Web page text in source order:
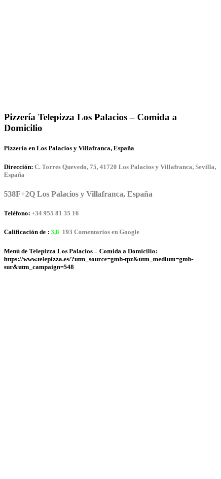
Pizzería Telepizza Los Palacios – Comida a
Domicilio
Pizzería en Los Palacios y Villafranca, España
Dirección: C. Torres Quevedo, 75, 41720 Los Palacios y Villafranca, Sevilla,
España
538F+2Q Los Palacios y Villafranca, España
Teléfono: +34 955 81 35 16
Calificación de : 3,8 193 Comentarios en Google
Menú de Telepizza Los Palacios – Comida a Domicilio:
https://www.telepizza.es/?utm_source=gmb-tpz&utm_medium=gmb-
sur&utm_campaign=548